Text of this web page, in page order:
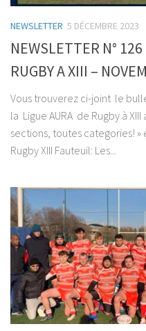
NEWSLETTER 5 DÉCEMBRE 2023
NEWSLETTER N°
RUGBY A XIII –
Vous trouverez ci-joint le
la Ligue AURA de Rugby à
sections, toutes categories!
Rugby XIII Fauteuil: Les...